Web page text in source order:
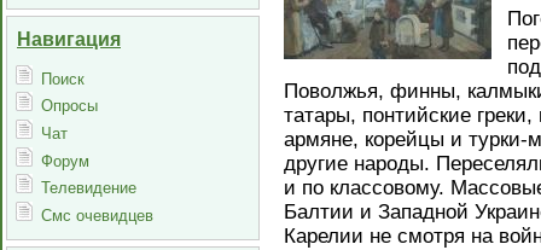
Навигация
Поиск
Опросы
Чат
Форум
Телевидение
Смс очевидцев
Поволжья, финны,
татары, понтийские
армяне, корейцы и турки-
другие народы.
и по классовому.
Балтии и Западной
Карелии не смотря на